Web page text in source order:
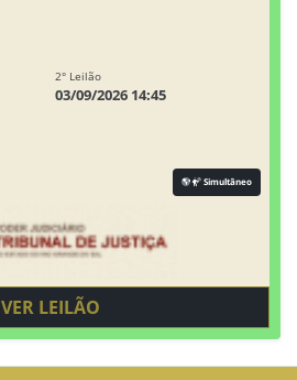
2° Leilão
03/09/2026 14:45
Simultâneo
VER LEILÃO